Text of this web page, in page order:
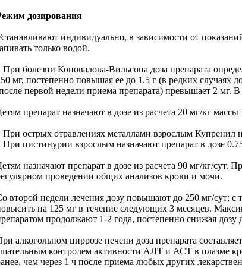
дозирования
индивидуально, в зависимости от
только водой.
болезни Коновалова-Вильсона доза препарата
мг, постепенно повышая ее до 1.5 г (в редких случаях
первой недели приема препарата) превышает 2 мг.
препарат назначают в дозе из расчета 20 мг/кг
острых отравлениях металлами взрослым Купренил
При цистинурии взрослым назначают препарат в дозе
назначают препарат в дозе из расчета 90 мг/кг/сут.
проведении общих анализов крови и мочи.
второй недели лечения дозу повышают до 250 мг/сут; с
на 125 мг в течение следующих 3 месяцев.
продолжают 1-2 года, постепенно снижая
алкогольном циррозе печени доза препарата
контролем активности АЛТ и АСТ в плазме
чем через 1 ч после приема любых других